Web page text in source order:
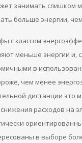
занимать слишком
больше энергии,
с классом
меньше энергии и,
в
чем менее
дистанции это
расходов на
в выборе